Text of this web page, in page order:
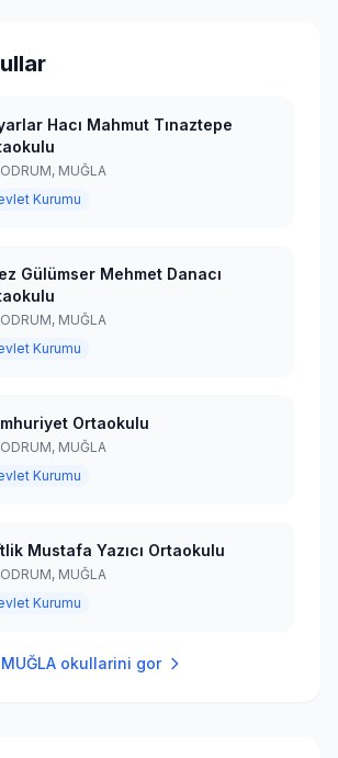
Hacı Mahmut Tınaztepe
MUĞLA
Kurumu
Gülümser Mehmet Danacı
MUĞLA
Kurumu
Ortaokulu
MUĞLA
Kurumu
Mustafa Yazıcı Ortaokulu
MUĞLA
Kurumu
MUĞLA okullarini gor